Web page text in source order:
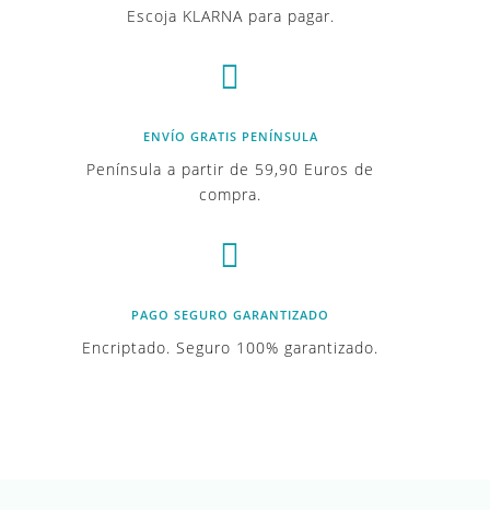
Escoja KLARNA para pagar.

ENVÍO GRATIS PENÍNSULA
Península a partir de 59,90 Euros de
compra.

PAGO SEGURO GARANTIZADO
Encriptado. Seguro 100% garantizado.